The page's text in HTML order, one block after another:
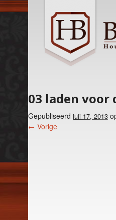
03 laden voor
Gepubliseerd juli 17, 2013
Foto menu
← Vorige